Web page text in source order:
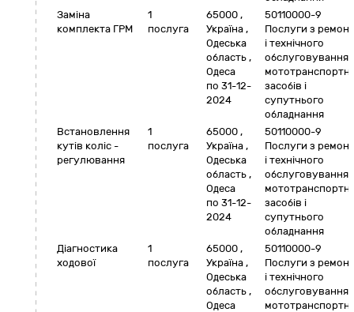
Заміна
комплекта ГРМ
1
послуга
65000 ,
Україна ,
Одеська
область ,
Одеса
по 31-12-
2024
50110000-9
Послуги з
і технічного
обслуговування
засобів і
супутнього
обладнання
Встановлення
кутів коліс -
регулювання
1
послуга
65000 ,
Україна ,
Одеська
область ,
Одеса
по 31-12-
2024
50110000-9
Послуги з
і технічного
обслуговування
засобів і
супутнього
обладнання
Діагностика
ходової
1
послуга
65000 ,
Україна ,
Одеська
область ,
Одеса
50110000-9
Послуги з
і технічного
обслуговування